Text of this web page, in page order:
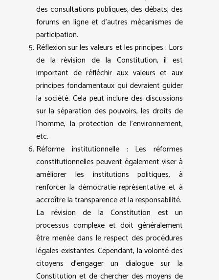
des consultations publiques, des débats, des
forums en ligne et d’autres mécanismes de
participation.
Réflexion sur les valeurs et les principes : Lors
de la révision de la Constitution, il est
important de réfléchir aux valeurs et aux
principes fondamentaux qui devraient guider
la société. Cela peut inclure des discussions
sur la séparation des pouvoirs, les droits de
l’homme, la protection de l’environnement,
etc.
Réforme institutionnelle : Les réformes
constitutionnelles peuvent également viser à
améliorer les institutions politiques, à
renforcer la démocratie représentative et à
accroître la transparence et la responsabilité.
La révision de la Constitution est un
processus complexe et doit généralement
être menée dans le respect des procédures
légales existantes. Cependant, la volonté des
citoyens d’engager un dialogue sur la
Constitution et de chercher des moyens de